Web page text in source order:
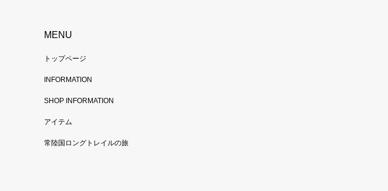
MENU
トップページ
INFORMATION
SHOP INFORMATION
アイテム
常陸国ロングトレイルの旅